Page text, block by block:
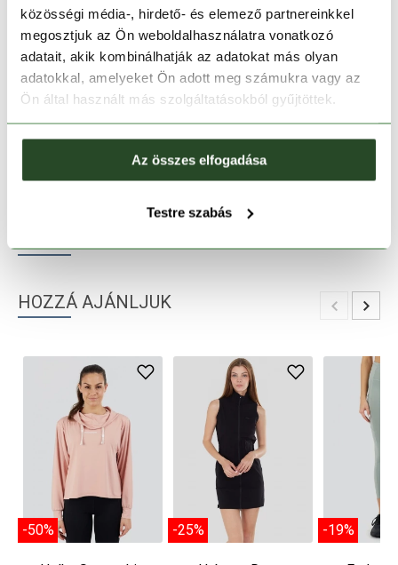
közösségi média-, hirdető- és elemező partnereinkkel
megosztjuk az Ön weboldalhasználatra vonatkozó
adatait, akik kombinálhatják az adatokat más olyan
adatokkal, amelyeket Ön adott meg számukra vagy az
Ön által használt más szolgáltatásokból gyűjtöttek.
Az összes elfogadása
Testre szabás
Melyik üzletben elérhető|Foglalás
30 napos visszaküldés
1-2 munkanapos szállítás
HOZZÁ AJÁNLJUK
-50% -25% -19%